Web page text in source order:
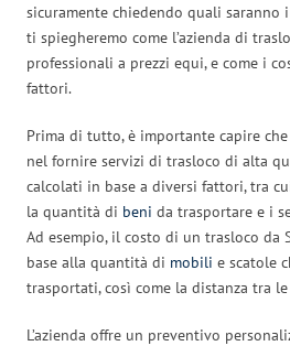
sicuramente chiedendo quali saranno i
ti spiegheremo come l’azienda di
professionali a prezzi equi, e come i
fattori.
Prima di tutto, è importante capire che
nel fornire servizi di trasloco di alta
calcolati in base a diversi fattori, tra
la quantità di beni da trasportare e i
Ad esempio, il costo di un trasloco da
base alla quantità di mobili e scatole
trasportati, così come la distanza tra
L’azienda offre un preventivo